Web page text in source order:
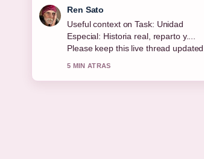
Emma Karlsson
The reporting on Cajamar atención al
cliente: teléfono, email y... feels solid
and very easy to follow.
7 MIN ATRAS